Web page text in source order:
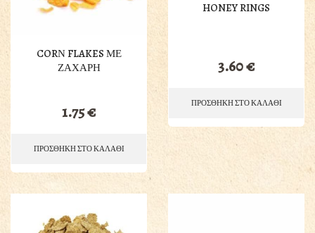
CORΝ FLAKES ΜΕ
ΖΑΧΑΡΗ
1.75€
ΠΡΟΣΘΗΚΗ ΣΤΟ ΚΑΛΑΘΙ
HONEY RINGS
3.60€
ΠΡΟΣΘΗΚΗ ΣΤΟ ΚΑΛΑΘΙ